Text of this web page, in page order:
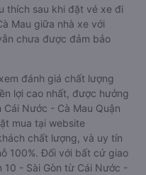
thích sau khi đặt vé xe đi
Mau giữa nhà xe với
chưa được đảm bảo
đánh giá chất lượng
lợi cao nhất, được hưởng
Nước - Cà Mau Quận
mua tại website
chất lượng, và uy tín
100%. Đối với bất cứ giao
- Sài Gòn từ Cái Nước -